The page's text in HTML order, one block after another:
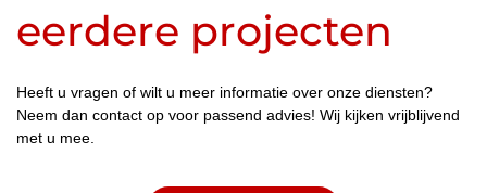
eerdere projecten
Heeft u vragen of wilt u meer informatie over onze diensten?
Neem dan contact op voor passend advies! Wij kijken vrijblijvend
met u mee.